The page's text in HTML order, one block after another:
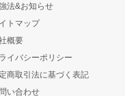
法&お知らせ
トマップ
概要
イバシーポリシー
商取引法に基づく表記
い合わせ